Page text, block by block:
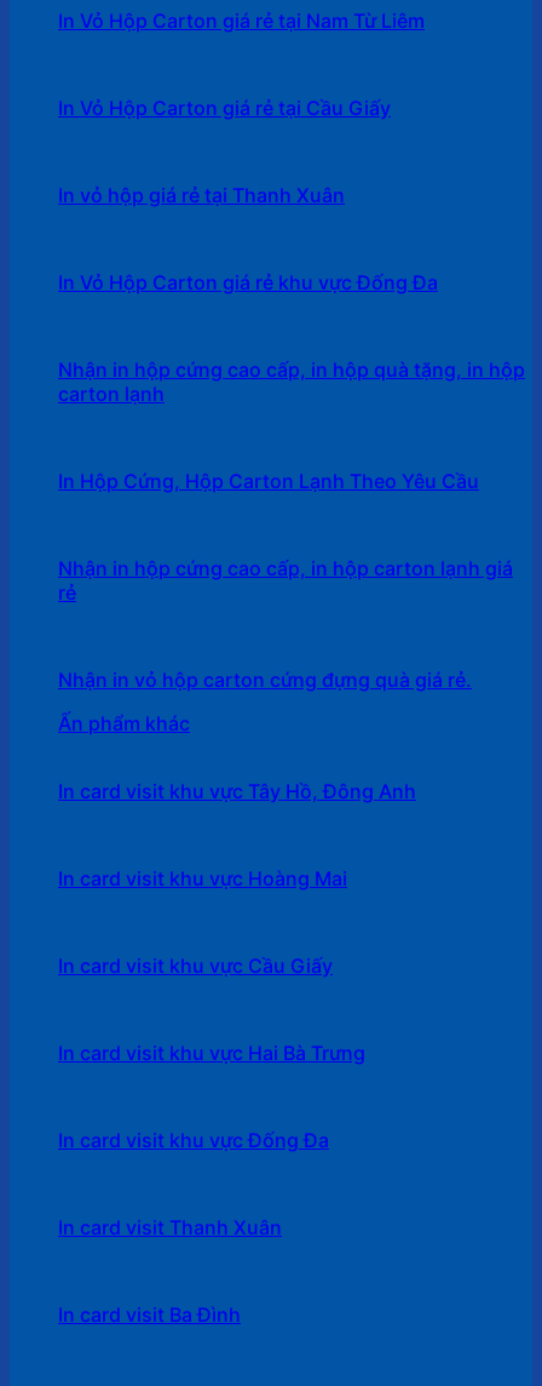
In Vỏ Hộp Carton giá rẻ tại Nam Từ Liêm
In Vỏ Hộp Carton giá rẻ tại Cầu Giấy
In vỏ hộp giá rẻ tại Thanh Xuân
In Vỏ Hộp Carton giá rẻ khu vực Đống Đa
Nhận in hộp cứng cao cấp, in hộp quà tặng, in hộp
carton lạnh
In Hộp Cứng, Hộp Carton Lạnh Theo Yêu Cầu
Nhận in hộp cứng cao cấp, in hộp carton lạnh giá
rẻ
Nhận in vỏ hộp carton cứng đựng quà giá rẻ.
Ấn phẩm khác
In card visit khu vực Tây Hồ, Đông Anh
In card visit khu vực Hoàng Mai
In card visit khu vực Cầu Giấy
In card visit khu vực Hai Bà Trưng
In card visit khu vực Đống Đa
In card visit Thanh Xuân
In card visit Ba Đình